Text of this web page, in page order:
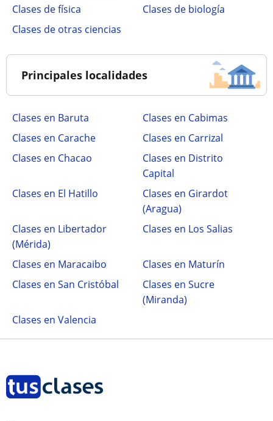
Clases de física
Clases de biología
Clases de otras ciencias
Principales localidades
Clases en Baruta
Clases en Cabimas
Clases en Carache
Clases en Carrizal
Clases en Chacao
Clases en Distrito
Capital
Clases en El Hatillo
Clases en Girardot
(Aragua)
Clases en Libertador
(Mérida)
Clases en Los Salias
Clases en Maracaibo
Clases en Maturín
Clases en San Cristóbal
Clases en Sucre
(Miranda)
Clases en Valencia